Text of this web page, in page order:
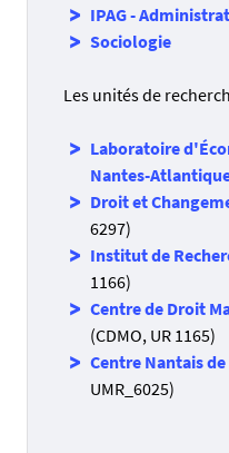
IPAG -
Sociologie
Les unités de
Laboratoire
Nantes-
Droit et
6297)
Institut de
1166)
Centre de Droit
(CDMO, UR 1165)
Centre Nantais
UMR_6025)